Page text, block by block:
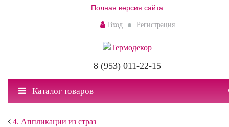
Полная версия сайта
Вход Регистрация
8 (953) 011-22-15
Каталог товаров
4. Аппликации из страз